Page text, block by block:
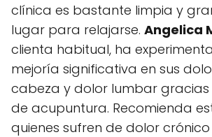
clínica es bastante limpia y
lugar para relajarse. Angelica
clienta habitual, ha
mejoría significativa en sus
cabeza y dolor lumbar gracias
de acupuntura. Recomienda
quienes sufren de dolor